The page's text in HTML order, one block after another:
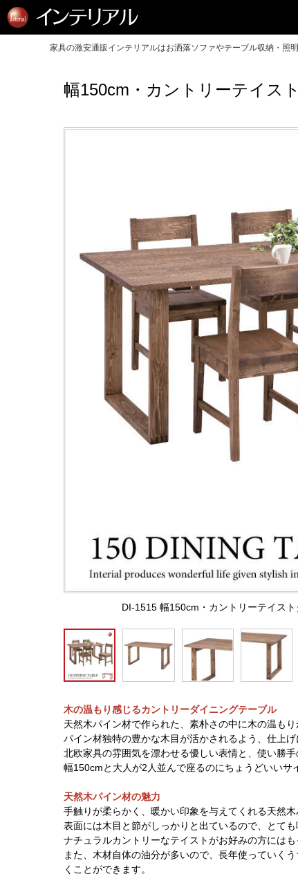
家具の激安通販インテリアルはお洒落ソファやテーブル収納・照
幅150cm・カントリーテイス
DI-1515 幅150cm・カントリーテイス
木の温もり感じるカントリーダイニングテーブル
天然木パイン材で作られた、素朴さの中に木の温も
パイン材独特の豊かな木目が活かされるよう、仕上げ
北欧家具の雰囲気を漂わせる優しい表情と、使い勝
幅150cmと大人が2人並んで座るのにちょうどいいサ
天然木パイン材の魅力
手触りが柔らかく、暖かい印象を与えてくれる天然木
表面には木目と節がしっかりと出ているので、とても
ナチュラルカントリーなテイストがお好みの方にはも
また、木材自体の油分が多いので、長年使っていく
くことができます。